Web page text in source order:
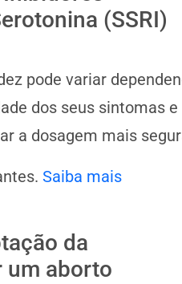
(SSRI)
pode variar
dos seus sintomas
a dosagem mais
Saiba mais
da
um aborto